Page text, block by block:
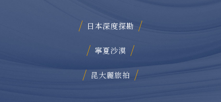
日本深度探勘
寧夏沙漠
昆大麗旅拍